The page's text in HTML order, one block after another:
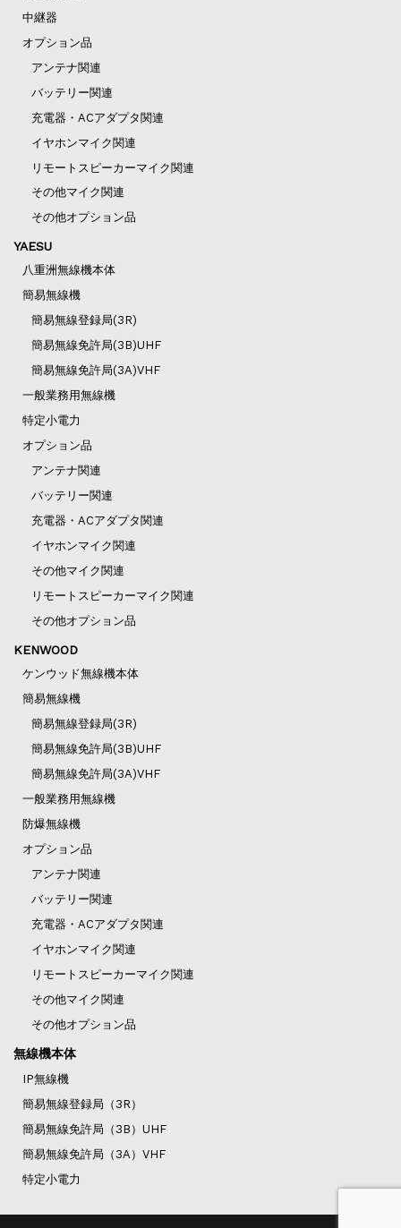
中継器
オプション品
アンテナ関連
バッテリー関連
充電器・ACアダプタ関連
イヤホンマイク関連
リモートスピーカーマイク関連
その他マイク関連
その他オプション品
YAESU
八重洲無線機本体
簡易無線機
簡易無線登録局(3R)
簡易無線免許局(3B)UHF
簡易無線免許局(3A)VHF
一般業務用無線機
特定小電力
オプション品
アンテナ関連
バッテリー関連
充電器・ACアダプタ関連
イヤホンマイク関連
その他マイク関連
リモートスピーカーマイク関連
その他オプション品
KENWOOD
ケンウッド無線機本体
簡易無線機
簡易無線登録局(3R)
簡易無線免許局(3B)UHF
簡易無線免許局(3A)VHF
一般業務用無線機
防爆無線機
オプション品
アンテナ関連
バッテリー関連
充電器・ACアダプタ関連
イヤホンマイク関連
リモートスピーカーマイク関連
その他マイク関連
その他オプション品
無線機本体
IP無線機
簡易無線登録局（3R）
簡易無線免許局（3B）UHF
簡易無線免許局（3A）VHF
特定小電力